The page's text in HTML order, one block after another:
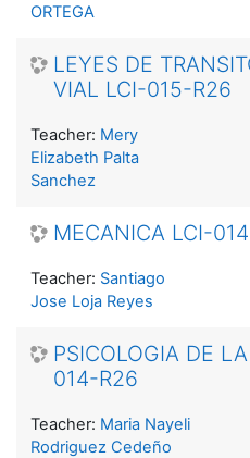
ORTEGA
LEYES DE
VIAL LCI-015-R26
Teacher: Mery
Elizabeth Palta
Sanchez
MECANICA LCI-
Teacher: Santiago
Jose Loja Reyes
PSICOLOGIA DE
014-R26
Teacher: Maria Nayeli
Rodriguez Cedeño